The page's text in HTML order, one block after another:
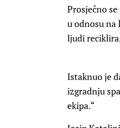
Prosječno
u odnosu na
ljudi
Istaknuo je
izgradnju
ekipa.“